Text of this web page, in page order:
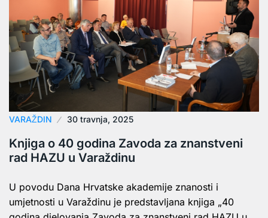
VARAŽDIN 30 travnja, 2025
Knjiga o 40 godina Zavoda za znanstveni
rad HAZU u Varaždinu
U povodu Dana Hrvatske akademije znanosti i
umjetnosti u Varaždinu je predstavljana knjiga „40